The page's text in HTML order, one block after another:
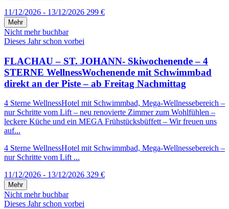
11/12/2026 - 13/12/2026 299 €
Mehr
Nicht mehr buchbar
Dieses Jahr schon vorbei
FLACHAU – ST. JOHANN- Skiwochenende – 4
STERNE WellnessWochenende mit Schwimmbad
direkt an der Piste – ab Freitag Nachmittag
4 Sterne WellnessHotel mit Schwimmbad, Mega-Wellnessebereich –
nur Schritte vom Lift – neu renovierte Zimmer zum Wohlfühlen –
leckere Küche und ein MEGA Frühstücksbüffett – Wir freuen uns
auf...
4 Sterne WellnessHotel mit Schwimmbad, Mega-Wellnessebereich –
nur Schritte vom Lift ...
11/12/2026 - 13/12/2026 329 €
Mehr
Nicht mehr buchbar
Dieses Jahr schon vorbei